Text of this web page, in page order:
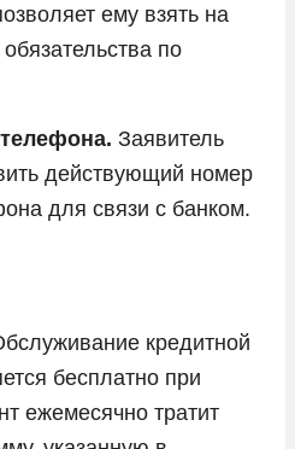
ему взять на
по
Заявитель
действующий номер
для связи с банком.
кредитной
бесплатно при
ежемесячно тратит